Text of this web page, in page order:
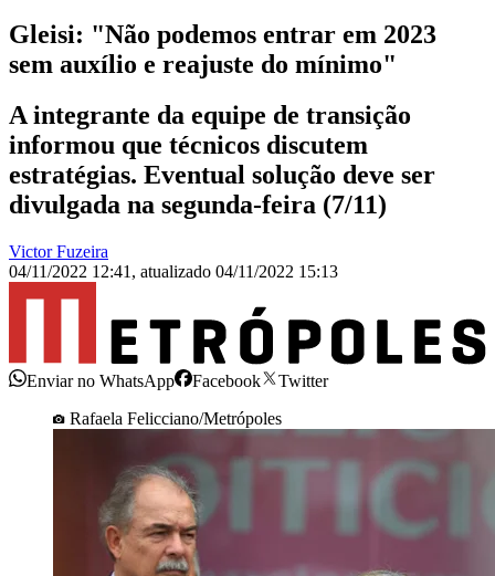
Gleisi: "Não podemos entrar em 2023
sem auxílio e reajuste do mínimo"
A integrante da equipe de transição
informou que técnicos discutem
estratégias. Eventual solução deve ser
divulgada na segunda-feira (7/11)
Victor Fuzeira
04/11/2022 12:41 , atualizado 04/11/2022 15:13
Enviar no WhatsApp Facebook
Twitter
Rafaela Felicciano/Metrópoles